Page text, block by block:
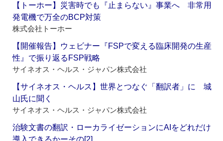
【トーホー】災害時でも『止まらない』事業へ 非常用
発電機で万全のBCP対策
株式会社トーホー
【開催報告】ウェビナー『FSPで変える臨床開発の生産
性』で振り返るFSP戦略
サイネオス・ヘルス・ジャパン株式会社
【サイネオス・ヘルス】世界とつなぐ「翻訳者」に 城
山氏に聞く
サイネオス・ヘルス・ジャパン株式会社
治験文書の翻訳・ローカライゼーションにAIをどれだけ
導入できるかーその[2]